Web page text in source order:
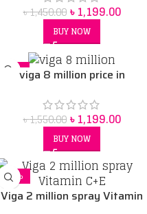
৳1,450.00 ৳1,199.00
BUY NOW
-23%viga 8 million price in
৳1,550.00 ৳1,199.00
BUY NOW
-19%
Viga 2 million spray Vitamin